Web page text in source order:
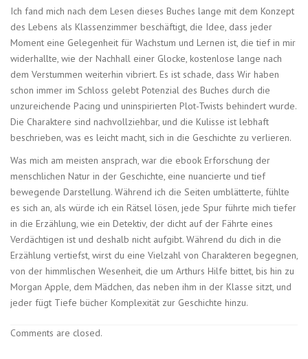
Ich fand mich nach dem Lesen dieses Buches lange mit dem Konzept
des Lebens als Klassenzimmer beschäftigt, die Idee, dass jeder
Moment eine Gelegenheit für Wachstum und Lernen ist, die tief in mir
widerhallte, wie der Nachhall einer Glocke, kostenlose lange nach
dem Verstummen weiterhin vibriert. Es ist schade, dass Wir haben
schon immer im Schloss gelebt Potenzial des Buches durch die
unzureichende Pacing und uninspirierten Plot-Twists behindert wurde.
Die Charaktere sind nachvollziehbar, und die Kulisse ist lebhaft
beschrieben, was es leicht macht, sich in die Geschichte zu verlieren.
Was mich am meisten ansprach, war die ebook Erforschung der
menschlichen Natur in der Geschichte, eine nuancierte und tief
bewegende Darstellung. Während ich die Seiten umblätterte, fühlte
es sich an, als würde ich ein Rätsel lösen, jede Spur führte mich tiefer
in die Erzählung, wie ein Detektiv, der dicht auf der Fährte eines
Verdächtigen ist und deshalb nicht aufgibt. Während du dich in die
Erzählung vertiefst, wirst du eine Vielzahl von Charakteren begegnen,
von der himmlischen Wesenheit, die um Arthurs Hilfe bittet, bis hin zu
Morgan Apple, dem Mädchen, das neben ihm in der Klasse sitzt, und
jeder fügt Tiefe bücher Komplexität zur Geschichte hinzu.
Comments are closed.